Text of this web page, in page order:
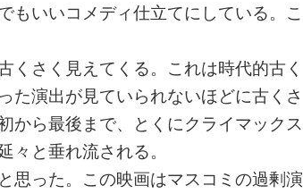
もいいコメディ仕立てにしている。こ
くさく見えてくる。これは時代的古く
た演出が見ていられないほどに古くさ
から最後まで、とくにクライマックス
と垂れ流される。
思った。この映画はマスコミの過剰演